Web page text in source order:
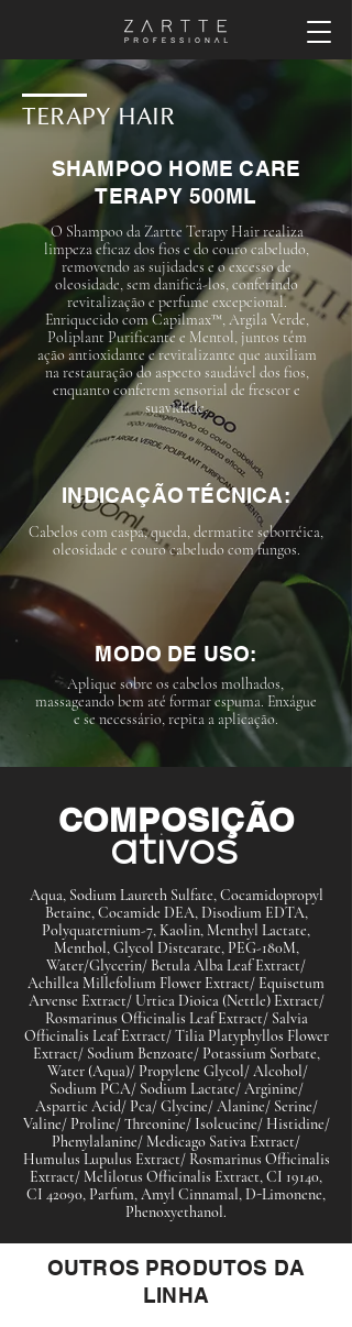
TERAPY HAIR
SHAMPOO HOME CARE
TERAPY 500ML
O Shampoo da Zartte Terapy Hair realiza
limpeza eficaz dos fios e do couro cabeludo,
removendo as sujidades e o excesso de
oleosidade, sem danificá-los, conferindo
revitalização e perfume excepcional.
Enriquecido com Capilmax™, Argila Verde,
Poliplant Purificante e Mentol, juntos têm
ação antioxidante e revitalizante que auxiliam
na restauração do aspecto saudável dos fios,
enquanto conferem sensorial de frescor e
suavidade.
INDICAÇÃO TÉCNICA:
Cabelos com caspa, queda, dermatite seborréica,
oleosidade e couro cabeludo com fungos.
MODO DE USO:
Aplique sobre os cabelos molhados,
massageando bem até formar espuma. Enxágue
e se necessário, repita a aplicação.
ativos
COMPOSIÇÃO
Aqua, Sodium Laureth Sulfate, Cocamidopropyl
Betaine, Cocamide DEA, Disodium EDTA,
Polyquaternium-7, Kaolin, Menthyl Lactate,
Menthol, Glycol Distearate, PEG-180M,
Water/Glycerin/ Betula Alba Leaf Extract/
Achillea Millefolium Flower Extract/ Equisetum
Arvense Extract/ Urtica Dioica (Nettle) Extract/
Rosmarinus Officinalis Leaf Extract/ Salvia
Officinalis Leaf Extract/ Tilia Platyphyllos Flower
Extract/ Sodium Benzoate/ Potassium Sorbate,
Water (Aqua)/ Propylene Glycol/ Alcohol/
Sodium PCA/ Sodium Lactate/ Arginine/
Aspartic Acid/ Pca/ Glycine/ Alanine/ Serine/
Valine/ Proline/ Threonine/ Isoleucine/ Histidine/
Phenylalanine/ Medicago Sativa Extract/
Humulus Lupulus Extract/ Rosmarinus Officinalis
Extract/ Melilotus Officinalis Extract, CI 19140,
CI 42090, Parfum, Amyl Cinnamal, D-Limonene,
Phenoxyethanol.
OUTROS PRODUTOS DA
LINHA